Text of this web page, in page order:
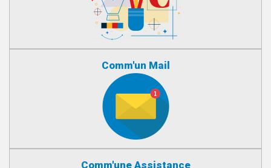
Comm'un Mail
Comm'une Assistance